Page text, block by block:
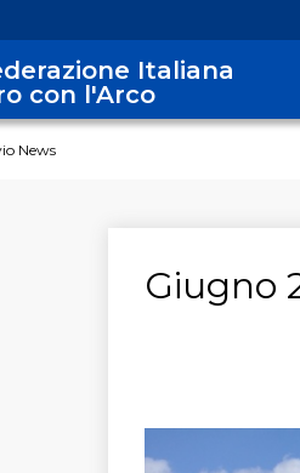
Italiana
con l'Arco
News
Giugno